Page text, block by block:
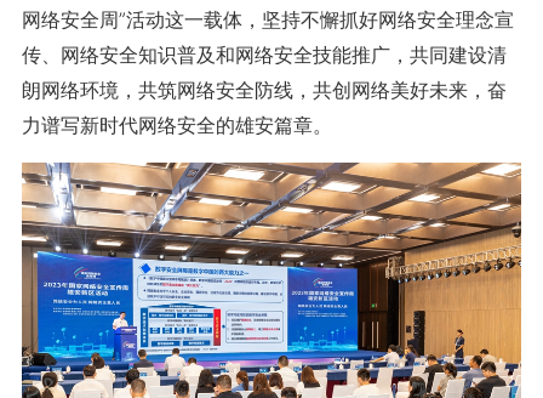
网络安全周”活动这一载体，坚持不懈抓好网络安全理念宣
传、网络安全知识普及和网络安全技能推广，共同建设清
朗网络环境，共筑网络安全防线，共创网络美好未来，奋
力谱写新时代网络安全的雄安篇章。